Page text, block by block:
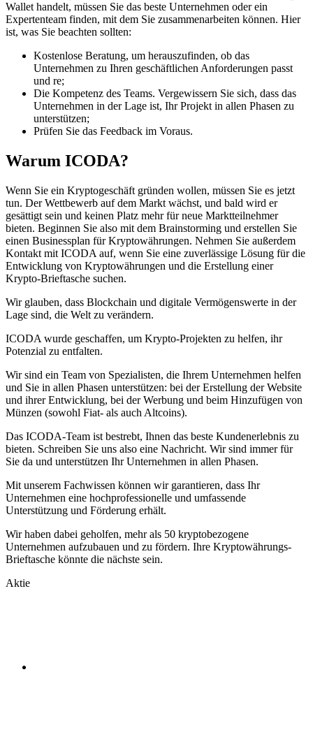
Wallet handelt, müssen Sie das beste Unternehmen oder ein
Expertenteam finden, mit dem Sie zusammenarbeiten können. Hier
ist, was Sie beachten sollten:
Kostenlose Beratung, um herauszufinden, ob das
Unternehmen zu Ihren geschäftlichen Anforderungen passt
und re;
Die Kompetenz des Teams. Vergewissern Sie sich, dass das
Unternehmen in der Lage ist, Ihr Projekt in allen Phasen zu
unterstützen;
Prüfen Sie das Feedback im Voraus.
Warum ICODA?
Wenn Sie ein Kryptogeschäft gründen wollen, müssen Sie es jetzt
tun. Der Wettbewerb auf dem Markt wächst, und bald wird er
gesättigt sein und keinen Platz mehr für neue Marktteilnehmer
bieten. Beginnen Sie also mit dem Brainstorming und erstellen Sie
einen Businessplan für Kryptowährungen. Nehmen Sie außerdem
Kontakt mit ICODA auf, wenn Sie eine zuverlässige Lösung für die
Entwicklung von Kryptowährungen und die Erstellung einer
Krypto-Brieftasche suchen.
Wir glauben, dass Blockchain und digitale Vermögenswerte in der
Lage sind, die Welt zu verändern.
ICODA wurde geschaffen, um Krypto-Projekten zu helfen, ihr
Potenzial zu entfalten.
Wir sind ein Team von Spezialisten, die Ihrem Unternehmen helfen
und Sie in allen Phasen unterstützen: bei der Erstellung der Website
und ihrer Entwicklung, bei der Werbung und beim Hinzufügen von
Münzen (sowohl Fiat- als auch Altcoins).
Das ICODA-Team ist bestrebt, Ihnen das beste Kundenerlebnis zu
bieten. Schreiben Sie uns also eine Nachricht. Wir sind immer für
Sie da und unterstützen Ihr Unternehmen in allen Phasen.
Mit unserem Fachwissen können wir garantieren, dass Ihr
Unternehmen eine hochprofessionelle und umfassende
Unterstützung und Förderung erhält.
Wir haben dabei geholfen, mehr als 50 kryptobezogene
Unternehmen aufzubauen und zu fördern. Ihre Kryptowährungs-
Brieftasche könnte die nächste sein.
Aktie